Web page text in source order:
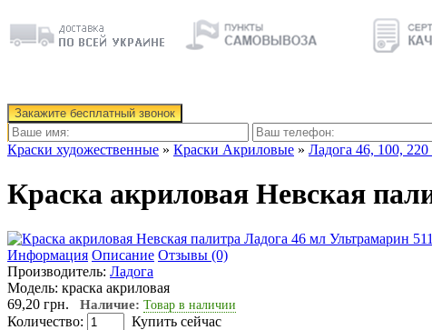
Закажите бесплатный звонок
Краски художественные » Краски Акриловые » Ладога 46, 100,
Краска акриловая Невская
Информация Описание Отзывы (0)
Производитель: Ладога
Модель: краска акриловая
69,20 грн. Наличие: Товар в наличии
Количество:
Купить сейчас